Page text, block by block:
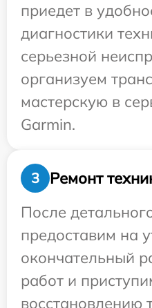
приедет в
диагностики
серьезной
организуем
мастерскую в
Garmin.
3
Ремонт
После
предоставим на
окончательный
работ и
восстановлению